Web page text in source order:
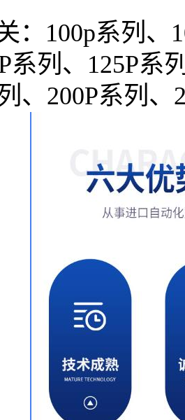
：100p系列、
系列、125P系
、200P系列、